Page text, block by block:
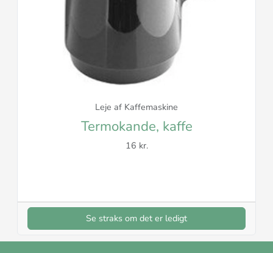
Leje af Kaffemaskine
Termokande, kaffe
16 kr.
Se straks om det er ledigt